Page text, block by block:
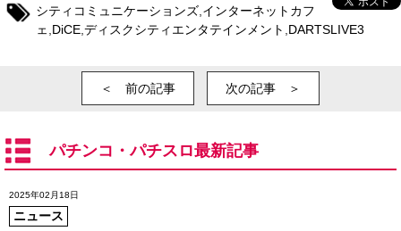
シティコミュニケーションズ インターネットカフ
ェ DiCE ディスクシティエンタテインメント DARTSLIVE3
＜ 前の記事 次の記事 ＞
パチンコ・パチスロ最新記事
2025年02月18日
ニュース